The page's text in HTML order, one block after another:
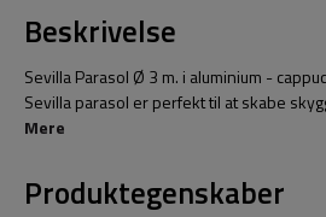
Beskrivelse
Sevilla Parasol Ø 3 m. i aluminium -
Sevilla parasol er perfekt til at skabe
Mere
Produktegenskaber